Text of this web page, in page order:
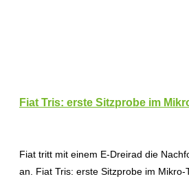
Fiat Tris: erste Sitzprobe im
Fiat tritt mit einem E-Dreirad die
an. Fiat Tris: erste Sitzprobe im Mikro-